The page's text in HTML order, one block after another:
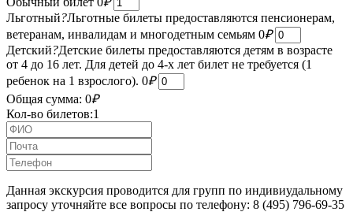
Льготный?Льготные билеты предоставляются пенсионерам,
ветеранам, инвалидам и многодетным семьям 0₽
Детский?Детские билеты предоставляются детям в возрасте
от 4 до 16 лет. Для детей до 4-х лет билет не требуется (1
ребенок на 1 взрослого). 0₽
Общая сумма: 0₽
Кол-во билетов:1
Данная экскурсия проводится для групп по индивиудальному
запросу уточняйте все вопросы по телефону: 8 (495) 796-69-35